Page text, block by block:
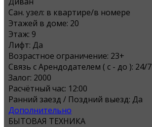
Сан. узел: в квартире/в номере
Этажей в доме: 20
Этаж: 9
Лифт: Да
Возрастное ограничение: 23+
Связь с Арендодателем ( с - до ): 24/7
Залог: 2000
Расчётный час: 12:00
Ранний заезд / Поздний выезд: Да
Дополнительно
БЫТОВАЯ ТЕХНИКА